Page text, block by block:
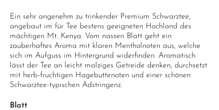
Ein sehr angenehm zu trinkender Premium Schwarztee,
angebaut im für Tee bestens geeigneten Hochland des
mächtigen Mt. Kenya. Vom nassen Blatt geht ein
zauberhaftes Aroma mit klaren Mentholnoten aus, welche
sich im Aufguss im Hintergrund widerfinden. Aromatisch
lässt der Tee an leicht malziges Getreide denken, durchsetzt
mit herb-fruchtigen Hagebuttenoten und einer schönen
Schwarztee-typischen Adstringenz.
Blatt